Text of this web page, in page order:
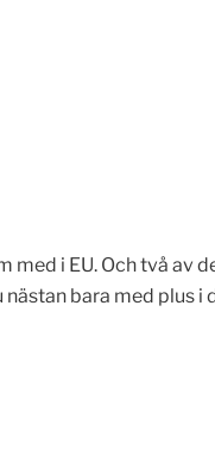
med i EU. Och två av
bara med plus